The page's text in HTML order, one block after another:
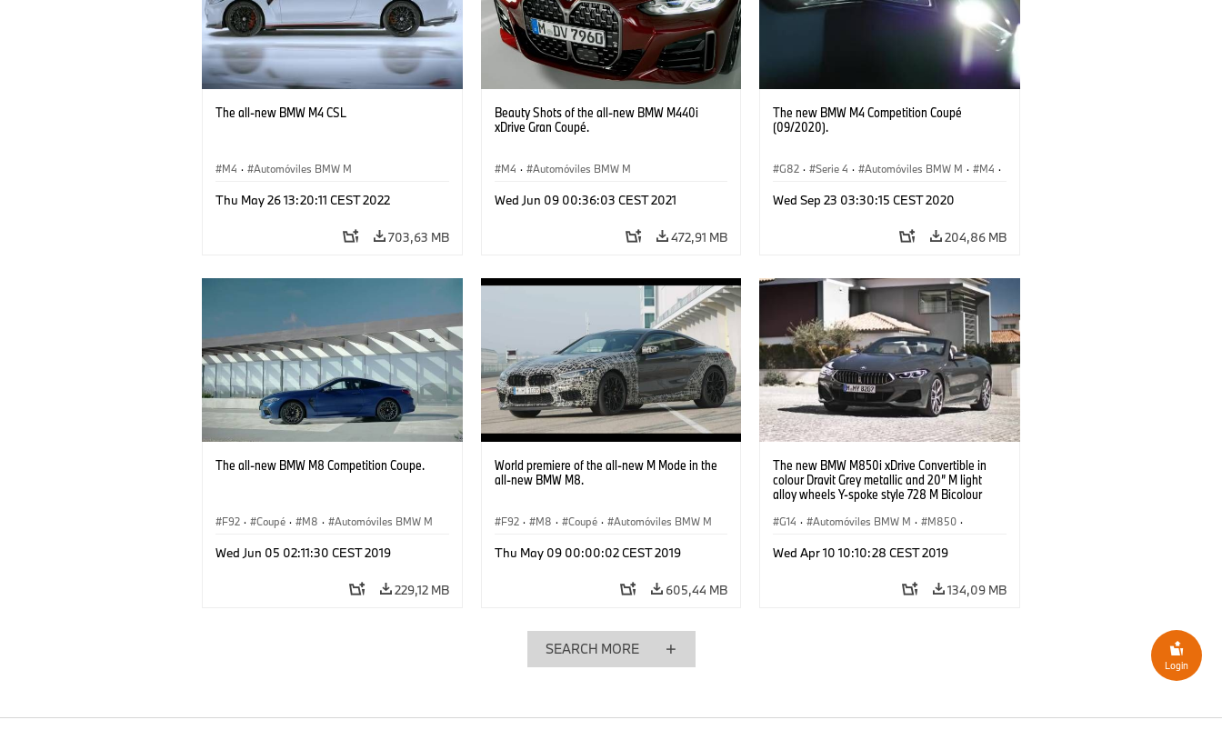
The all-new BMW M4 CSL
M4 · Automóviles BMW M
Thu May 26 13:20:11 CEST 2022
703,63 MB
Beauty Shots of the all-new BMW M440i
xDrive Gran Coupé.
M4 · Automóviles BMW M
Wed Jun 09 00:36:03 CEST 2021
472,91 MB
The new BMW M4 Competition Coupé
(09/2020).
G82 · Serie 4 · Automóviles BMW M · M4 ·
Wed Sep 23 03:30:15 CEST 2020
204,86 MB
The all-new BMW M8 Competition Coupe.
F92 · Coupé · M8 · Automóviles BMW M
Wed Jun 05 02:11:30 CEST 2019
229,12 MB
World premiere of the all-new M Mode in the
all-new BMW M8.
F92 · M8 · Coupé · Automóviles BMW M
Thu May 09 00:00:02 CEST 2019
605,44 MB
The new BMW M850i xDrive Convertible in
colour Dravit Grey metallic and 20” M light
alloy wheels Y-spoke style 728 M Bicolour
G14 · Automóviles BMW M · M850 ·
Wed Apr 10 10:10:28 CEST 2019
134,09 MB
SEARCH MORE
Login